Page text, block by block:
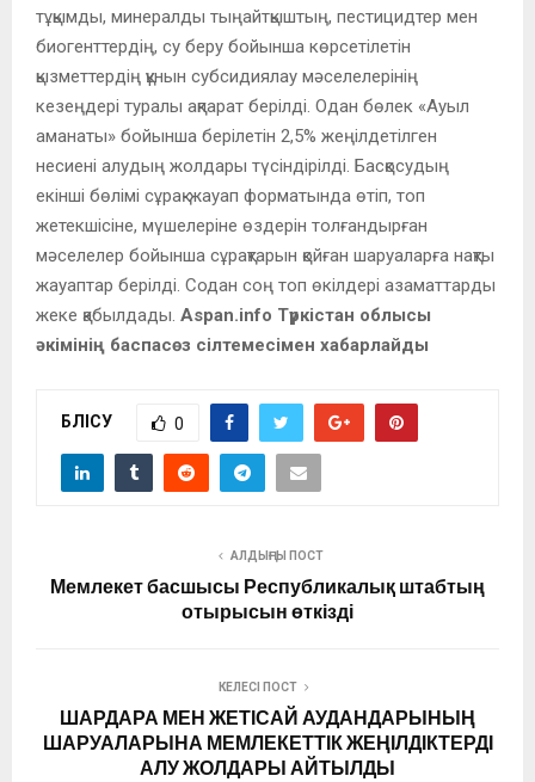
тұқымды, минералды тыңайтқыштың, пестицидтер мен
биогенттердің, су беру бойынша көрсетілетін
қызметтердің құнын субсидиялау мәселелерінің
кезеңдері туралы ақпарат берілді. Одан бөлек «Ауыл
аманаты» бойынша берілетін 2,5% жеңілдетілген
несиені алудың жолдары түсіндірілді. Басқосудың
екінші бөлімі сұрақ-жауап форматында өтіп, топ
жетекшісіне, мүшелеріне өздерін толғандырған
мәселелер бойынша сұрақтарын қойған шаруаларға нақты
жауаптар берілді. Содан соң топ өкілдері азаматтарды
жеке қабылдады. Aspan.info Түркістан облысы
әкімінің баспасөз сілтемесімен хабарлайды
БӨЛІСУ 0
АЛДЫҢҒЫ ПОСТ
Мемлекет басшысы Республикалық штабтың
отырысын өткізді
КЕЛЕСІ ПОСТ
ШАРДАРА МЕН ЖЕТІСАЙ АУДАНДАРЫНЫҢ
ШАРУАЛАРЫНА МЕМЛЕКЕТТІК ЖЕҢІЛДІКТЕРДІ
АЛУ ЖОЛДАРЫ АЙТЫЛДЫ